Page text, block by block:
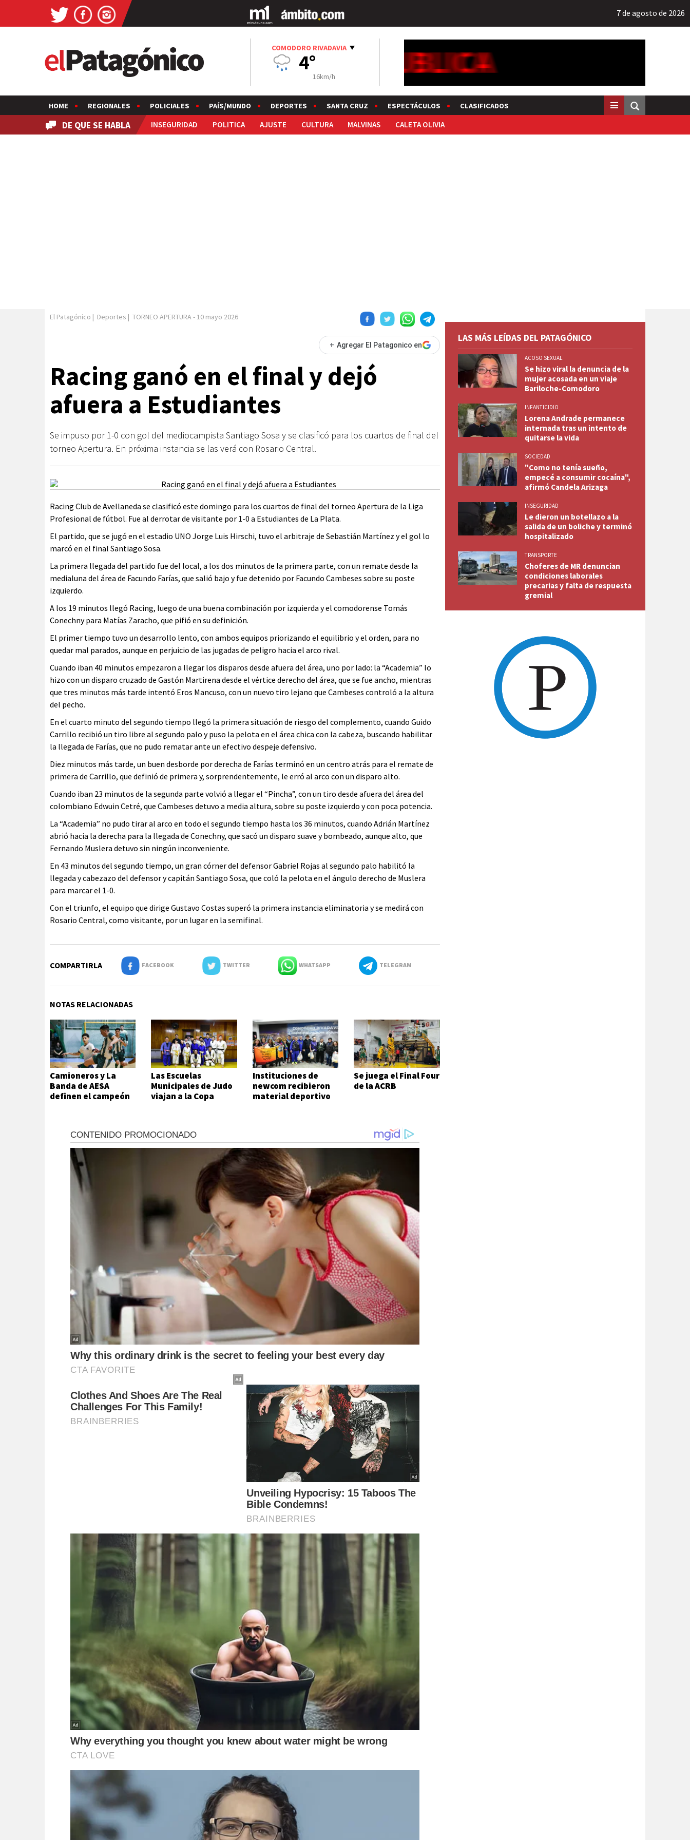
7 de agosto de 2026
COMODORO RIVADAVIA
4°
16km/h
HOME REGIONALES POLICIALES PAÍS/MUNDO DEPORTES SANTA CRUZ ESPECTÁCULOS CLASIFICADOS
DE QUE SE HABLA INSEGURIDAD POLITICA AJUSTE CULTURA MALVINAS CALETA OLIVIA
El Patagónico | Deportes | TORNEO APERTURA- 10 mayo 2026
+ Agregar El Patagonico en
Racing ganó en el final y dejó
afuera a Estudiantes
Se impuso por 1-0 con gol del mediocampista Santiago Sosa y se clasificó para los cuartos de final del
torneo Apertura. En próxima instancia se las verá con Rosario Central.
Racing Club de Avellaneda se clasificó este domingo para los cuartos de final del torneo Apertura de la Liga
Profesional de fútbol. Fue al derrotar de visitante por 1-0 a Estudiantes de La Plata.
El partido, que se jugó en el estadio UNO Jorge Luis Hirschi, tuvo el arbitraje de Sebastián Martínez y el gol lo
marcó en el final Santiago Sosa.
La primera llegada del partido fue del local, a los dos minutos de la primera parte, con un remate desde la
medialuna del área de Facundo Farías, que salió bajo y fue detenido por Facundo Cambeses sobre su poste
izquierdo.
A los 19 minutos llegó Racing, luego de una buena combinación por izquierda y el comodorense Tomás
Conechny para Matías Zaracho, que pifió en su definición.
El primer tiempo tuvo un desarrollo lento, con ambos equipos priorizando el equilibrio y el orden, para no
quedar mal parados, aunque en perjuicio de las jugadas de peligro hacia el arco rival.
Cuando iban 40 minutos empezaron a llegar los disparos desde afuera del área, uno por lado: la “Academia” lo
hizo con un disparo cruzado de Gastón Martirena desde el vértice derecho del área, que se fue ancho, mientras
que tres minutos más tarde intentó Eros Mancuso, con un nuevo tiro lejano que Cambeses controló a la altura
del pecho.
En el cuarto minuto del segundo tiempo llegó la primera situación de riesgo del complemento, cuando Guido
Carrillo recibió un tiro libre al segundo palo y puso la pelota en el área chica con la cabeza, buscando habilitar
la llegada de Farías, que no pudo rematar ante un efectivo despeje defensivo.
Diez minutos más tarde, un buen desborde por derecha de Farías terminó en un centro atrás para el remate de
primera de Carrillo, que definió de primera y, sorprendentemente, le erró al arco con un disparo alto.
Cuando iban 23 minutos de la segunda parte volvió a llegar el “Pincha”, con un tiro desde afuera del área del
colombiano Edwuin Cetré, que Cambeses detuvo a media altura, sobre su poste izquierdo y con poca potencia.
La “Academia” no pudo tirar al arco en todo el segundo tiempo hasta los 36 minutos, cuando Adrián Martínez
abrió hacia la derecha para la llegada de Conechny, que sacó un disparo suave y bombeado, aunque alto, que
Fernando Muslera detuvo sin ningún inconveniente.
En 43 minutos del segundo tiempo, un gran córner del defensor Gabriel Rojas al segundo palo habilitó la
llegada y cabezazo del defensor y capitán Santiago Sosa, que coló la pelota en el ángulo derecho de Muslera
para marcar el 1-0.
Con el triunfo, el equipo que dirige Gustavo Costas superó la primera instancia eliminatoria y se medirá con
Rosario Central, como visitante, por un lugar en la semifinal.
COMPARTIRLA FACEBOOK TWITTER WHATSAPP TELEGRAM
NOTAS RELACIONADAS
Camioneros y La
Banda de AESA
definen el campeón
Las Escuelas
Municipales de Judo
viajan a la Copa
Instituciones de
newcom recibieron
material deportivo
Se juega el Final Four
de la ACRB
LAS MÁS LEÍDAS DEL PATAGÓNICO
ACOSO SEXUAL
Se hizo viral la denuncia de la
mujer acosada en un viaje
Bariloche-Comodoro
INFANTICIDIO
Lorena Andrade permanece
internada tras un intento de
quitarse la vida
SOCIEDAD
"Como no tenía sueño,
empecé a consumir cocaína",
afirmó Candela Arizaga
INSEGURIDAD
Le dieron un botellazo a la
salida de un boliche y terminó
hospitalizado
TRANSPORTE
Choferes de MR denuncian
condiciones laborales
precarias y falta de respuesta
gremial